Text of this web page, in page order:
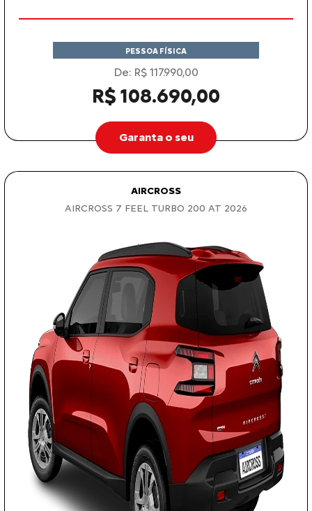
PESSOA FÍSICA
De: R$ 117.990,00
R$ 108.690,00
Garanta o seu
AIRCROSS
AIRCROSS 7 FEEL TURBO 200 AT 2026